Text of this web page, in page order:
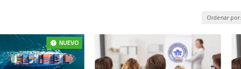
Ordenar por:
NUEVO